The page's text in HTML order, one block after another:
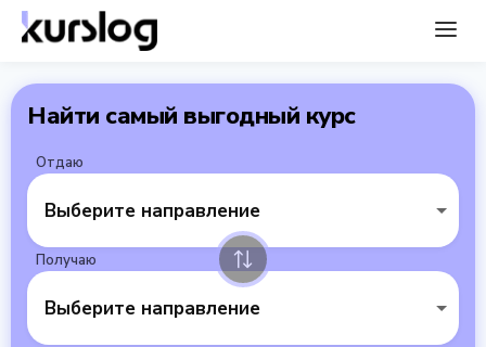
Найти самый выгодный курс
Отдаю
Выберите направление
Получаю
Выберите направление